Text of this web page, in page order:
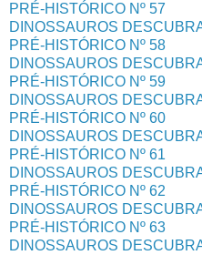
PRÉ-HISTÓRICO Nº 57
DINOSSAUROS
PRÉ-HISTÓRICO Nº 58
DINOSSAUROS
PRÉ-HISTÓRICO Nº 59
DINOSSAUROS
PRÉ-HISTÓRICO Nº 60
DINOSSAUROS
PRÉ-HISTÓRICO Nº 61
DINOSSAUROS
PRÉ-HISTÓRICO Nº 62
DINOSSAUROS
PRÉ-HISTÓRICO Nº 63
DINOSSAUROS